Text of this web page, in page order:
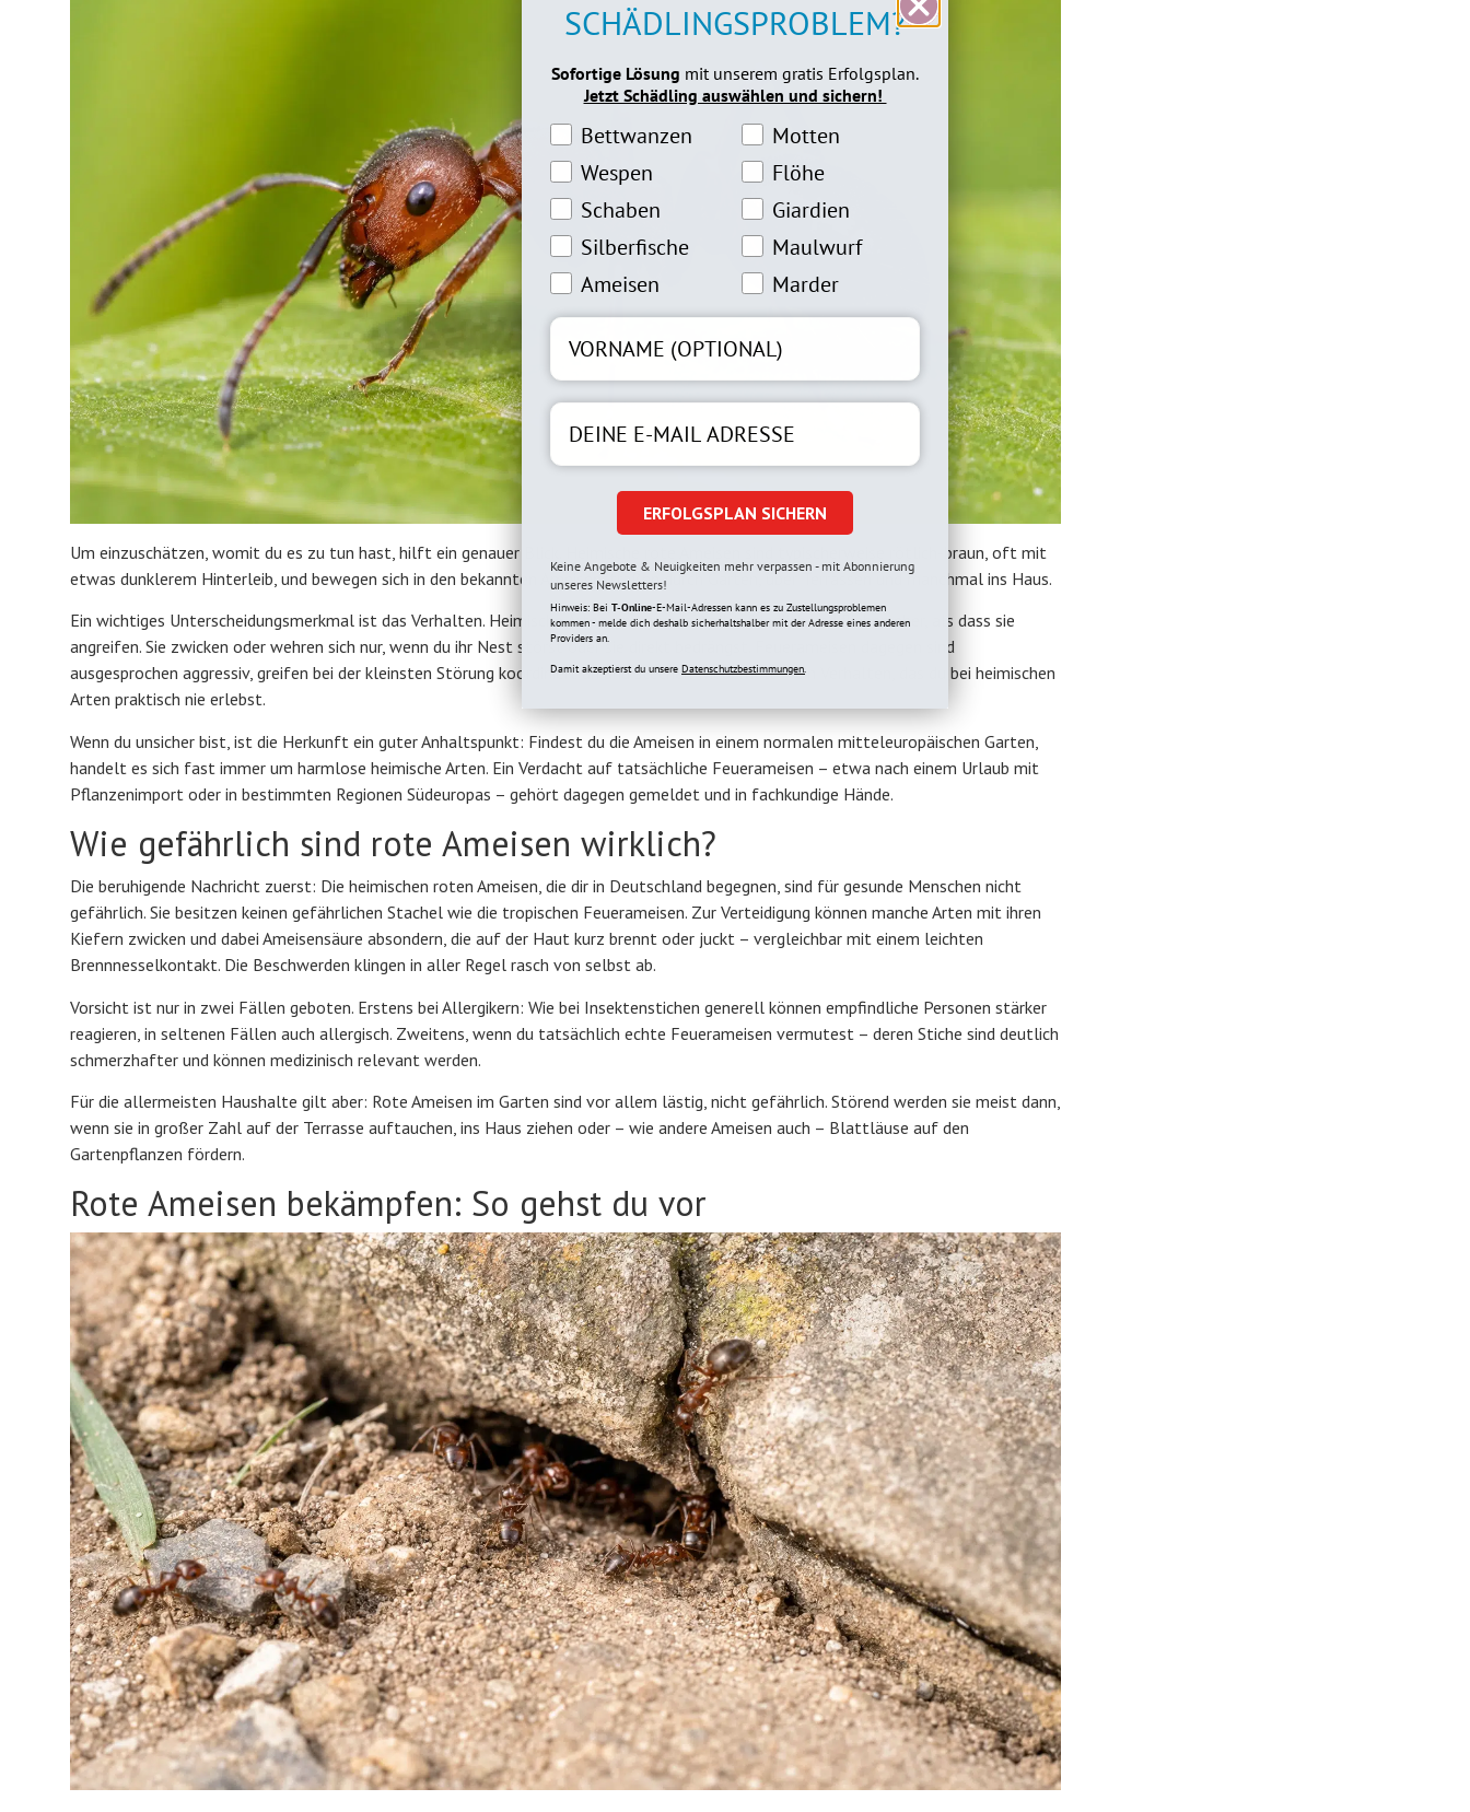
Um einzuschätzen, womit du es zu tun hast, hilft ein genauer Blick. Heimische rote Ameisen sind typischerweise rötlich-braun, oft mit
etwas dunklerem Hinterleib, und bewegen sich in den bekannten Ameisenstraßen durch Garten, über Terrassen und manchmal ins Haus.
Ein wichtiges Unterscheidungsmerkmal ist das Verhalten. Heimische Arten sind grundsätzlich friedlich und fliehen eher, als dass sie
angreifen. Sie zwicken oder wehren sich nur, wenn du ihr Nest störst oder sie direkt bedrängst. Feuerameisen dagegen sind
ausgesprochen aggressiv, greifen bei der kleinsten Störung koordiniert an und stechen wiederholt – ein Verhalten, das du bei heimischen
Arten praktisch nie erlebst.
Wenn du unsicher bist, ist die Herkunft ein guter Anhaltspunkt: Findest du die Ameisen in einem normalen mitteleuropäischen Garten,
handelt es sich fast immer um harmlose heimische Arten. Ein Verdacht auf tatsächliche Feuerameisen – etwa nach einem Urlaub mit
Pflanzenimport oder in bestimmten Regionen Südeuropas – gehört dagegen gemeldet und in fachkundige Hände.
Wie gefährlich sind rote Ameisen wirklich?
Die beruhigende Nachricht zuerst: Die heimischen roten Ameisen, die dir in Deutschland begegnen, sind für gesunde Menschen nicht
gefährlich. Sie besitzen keinen gefährlichen Stachel wie die tropischen Feuerameisen. Zur Verteidigung können manche Arten mit ihren
Kiefern zwicken und dabei Ameisensäure absondern, die auf der Haut kurz brennt oder juckt – vergleichbar mit einem leichten
Brennnesselkontakt. Die Beschwerden klingen in aller Regel rasch von selbst ab.
Vorsicht ist nur in zwei Fällen geboten. Erstens bei Allergikern: Wie bei Insektenstichen generell können empfindliche Personen stärker
reagieren, in seltenen Fällen auch allergisch. Zweitens, wenn du tatsächlich echte Feuerameisen vermutest – deren Stiche sind deutlich
schmerzhafter und können medizinisch relevant werden.
Für die allermeisten Haushalte gilt aber: Rote Ameisen im Garten sind vor allem lästig, nicht gefährlich. Störend werden sie meist dann,
wenn sie in großer Zahl auf der Terrasse auftauchen, ins Haus ziehen oder – wie andere Ameisen auch – Blattläuse auf den
Gartenpflanzen fördern.
Rote Ameisen bekämpfen: So gehst du vor
SCHÄDLINGSPROBLEM?
Sofortige Lösung mit unserem gratis Erfolgsplan.
Jetzt Schädling auswählen und sichern!
Bettwanzeninteresse
Bettwanzen Motteninteresse
Motten
Wespeninteresse
Wespen Flöheinteresse
Flöhe
Schabeninteresse
Schaben Giardien Interesse
Giardien
Silberfische Interesse
Silberfische Maulwurfinteresse
Maulwurf
Ameiseninteresse
Ameisen Marderinteresse
Marder
ERFOLGSPLAN SICHERN
Keine Angebote & Neuigkeiten mehr verpassen - mit Abonnierung
unseres Newsletters!
Hinweis: Bei T-Online-E-Mail-Adressen kann es zu Zustellungsproblemen
kommen - melde dich deshalb sicherhaltshalber mit der Adresse eines anderen
Providers an.
Damit akzeptierst du unsere Datenschutzbestimmungen.